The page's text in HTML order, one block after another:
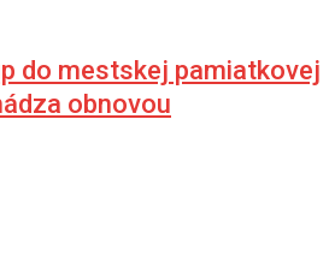
do mestskej pamiatkovej
obnovou